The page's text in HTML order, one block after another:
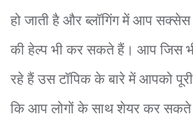
हो जाती है और ब्लॉगिंग में आप
की हेल्प भी कर सकते हैं। आप जिस
रहे हैं उस टॉपिक के बारे में आपको पूरी
कि आप लोगों के साथ शेयर कर सकते